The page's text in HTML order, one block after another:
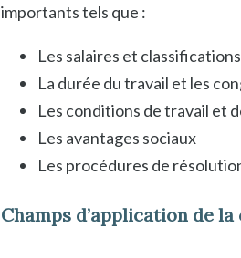
importants tels que :
Les salaires et
La durée du travail et les
Les conditions de travail et
Les avantages sociaux
Les procédures de
Champs d’application de